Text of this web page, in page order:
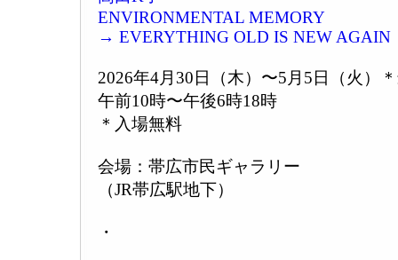
ENVIRONMENTAL MEMORY
→ EVERYTHING OLD IS NEW AGAIN
2026年4月30日（木）〜5月5日（火）
午前10時〜午後6時18時
＊入場無料
会場：帯広市民ギャラリー
（JR帯広駅地下）
・